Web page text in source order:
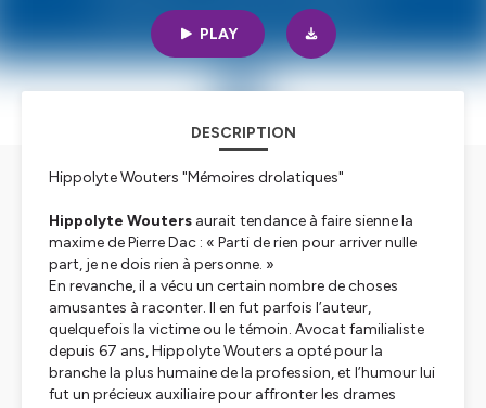
PLAY
DESCRIPTION
Hippolyte Wouters "Mémoires drolatiques"
Hippolyte Wouters aurait tendance à faire sienne la
maxime de Pierre Dac : « Parti de rien pour arriver nulle
part, je ne dois rien à personne. »
En revanche, il a vécu un certain nombre de choses
amusantes à raconter. Il en fut parfois l’auteur,
quelquefois la victime ou le témoin. Avocat familialiste
depuis 67 ans, Hippolyte Wouters a opté pour la
branche la plus humaine de la profession, et l’humour lui
fut un précieux auxiliaire pour affronter les drames